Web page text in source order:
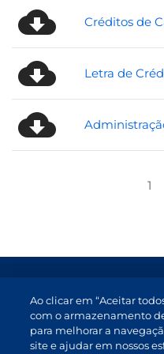
Créditos de
Letra de
1
Atendimento
Canal de Denúncias
Ao clicar em “Aceitar
com o armazenamento
para melhorar a
site e ajudar em nossos